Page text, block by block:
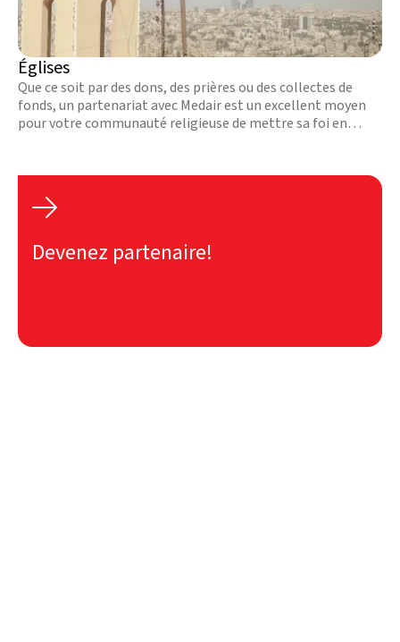
Églises
Que ce soit par des dons, des prières ou des collectes de
fonds, un partenariat avec Medair est un excellent moyen
pour votre communauté religieuse de mettre sa foi en

Devenez partenaire!